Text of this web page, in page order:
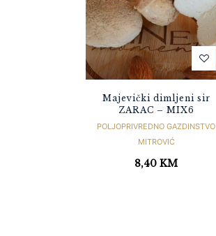
Majevički dimljeni sir
ZARAC – MIX6
POLJOPRIVREDNO GAZDINSTVO
MITROVIĆ
8,40 KM